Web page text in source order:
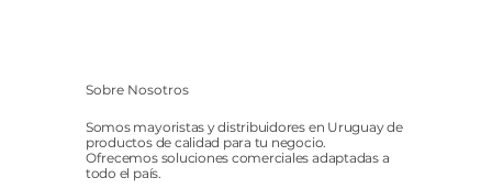
Sobre Nosotros
Somos mayoristas y distribuidores en Uruguay de
productos de calidad para tu negocio.
Ofrecemos soluciones comerciales adaptadas a
todo el país.